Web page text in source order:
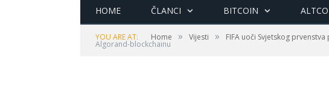
HOME ČLANCI BITCOIN
YOU ARE AT: Home » Vijesti » FIFA uoči Svjetskog
Algorand-blockchainu